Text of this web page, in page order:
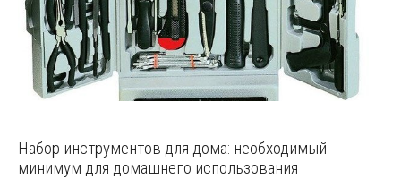
Набор инструментов для дома: необходимый
минимум для домашнего использования